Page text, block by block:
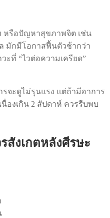
หรือปัญหาสุขภาพจิต เช่น
มักมีโอกาสฟื้นตัวช้ากว่า
ะที่ “ไวต่อความเครียด”
จะดูไม่รุนแรง แต่ถ้ามีอาการ
องเกิน 2 สัปดาห์ ควรรีบพบ
งเกตหลังศีรษะ